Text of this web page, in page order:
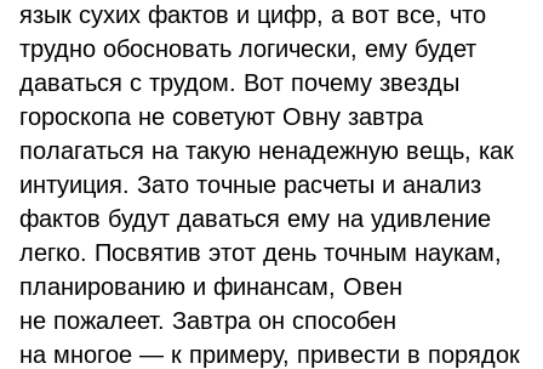
язык сухих фактов и цифр, а вот все, что
трудно обосновать логически, ему будет
даваться с трудом. Вот почему звезды
гороскопа не советуют Овну завтра
полагаться на такую ненадежную вещь, как
интуиция. Зато точные расчеты и анализ
фактов будут даваться ему на удивление
легко. Посвятив этот день точным наукам,
планированию и финансам, Овен
не пожалеет. Завтра он способен
на многое — к примеру, привести в порядок